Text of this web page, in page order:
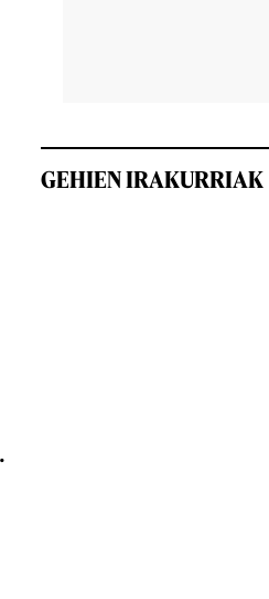
GEHIEN IRAKURRIAK